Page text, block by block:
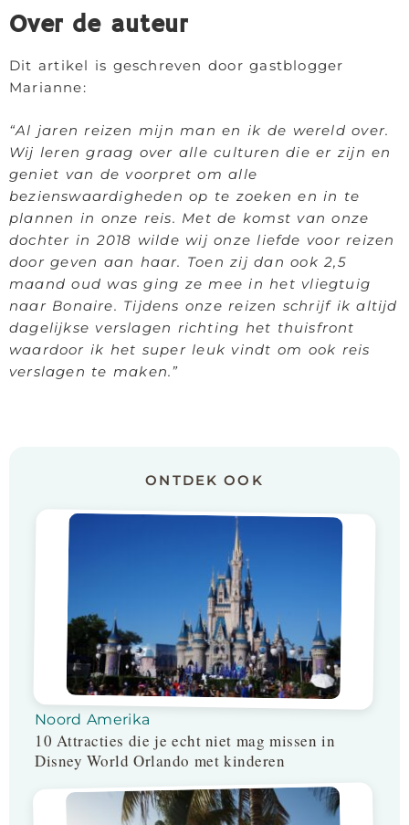
Over de auteur
Dit artikel is geschreven door gastblogger
Marianne:
“Al jaren reizen mijn man en ik de wereld over.
Wij leren graag over alle culturen die er zijn en
geniet van de voorpret om alle
bezienswaardigheden op te zoeken en in te
plannen in onze reis. Met de komst van onze
dochter in 2018 wilde wij onze liefde voor reizen
door geven aan haar. Toen zij dan ook 2,5
maand oud was ging ze mee in het vliegtuig
naar Bonaire. Tijdens onze reizen schrijf ik altijd
dagelijkse verslagen richting het thuisfront
waardoor ik het super leuk vindt om ook reis
verslagen te maken.”
ONTDEK OOK
Noord Amerika
10 Attracties die je echt niet mag missen in
Disney World Orlando met kinderen